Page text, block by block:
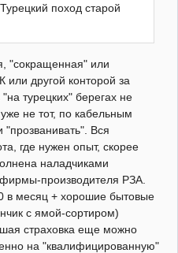
поход старой
"сокращенная" или
другой конторой за
турецких" берегах не
не тот, по кабельным
"прозванивать". Вся
где нужен опыт, скорее
наладчиками
производителя РЗА.
в месяц + хорошие бытовые
с ямой-сортиром)
страховка еще можно
на "квалифицированную"